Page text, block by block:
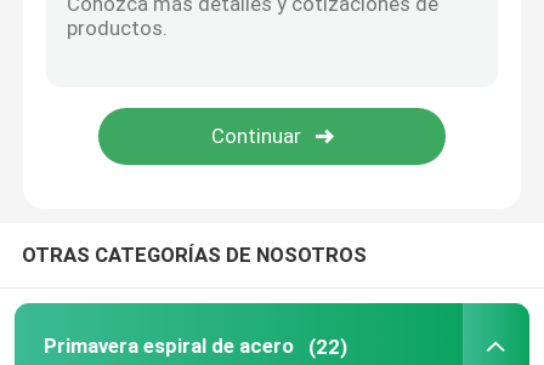
Puntal bloqueable del gas
OTRAS CATEGORÍAS DE NOSOTROS
Primavera espiral de acero (22)